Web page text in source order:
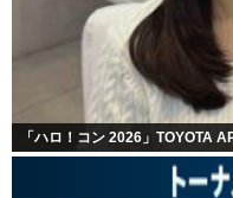
「ハロ！コン 2026」TOYOTA